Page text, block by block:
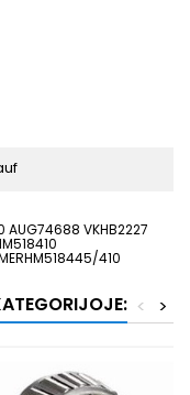
AUG74688 VKHB2227
410
>
<